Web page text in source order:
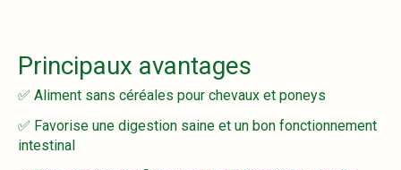
Principaux avantages
✅ Aliment sans céréales pour chevaux et poneys
✅ Favorise une digestion saine et un bon fonctionnement
intestinal